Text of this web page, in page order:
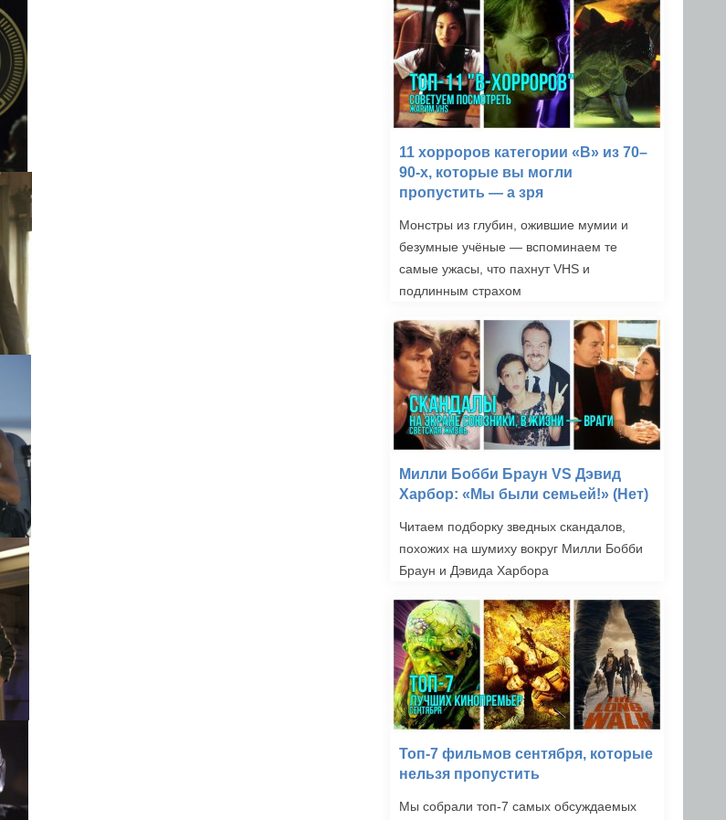
11 хорроров категории «B» из 70–
90-х, которые вы могли
пропустить — а зря
Монстры из глубин, ожившие мумии и
безумные учёные — вспоминаем те
самые ужасы, что пахнут VHS и
подлинным страхом
Милли Бобби Браун VS Дэвид
Харбор: «Мы были семьей!» (Нет)
Читаем подборку зведных скандалов,
похожих на шумиху вокруг Милли Бобби
Браун и Дэвида Харбора
Топ-7 фильмов сентября, которые
нельзя пропустить
Мы собрали топ-7 самых обсуждаемых